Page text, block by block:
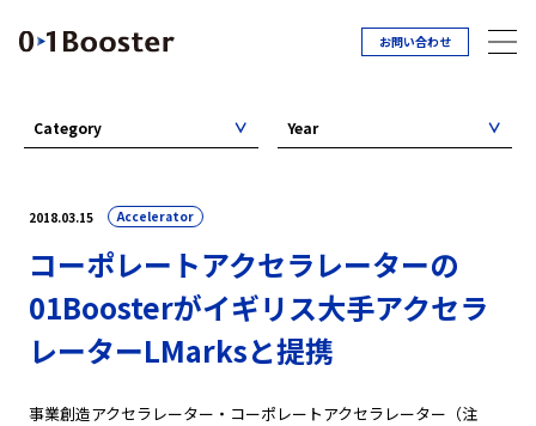
お問い合わせ
2018.03.15 Accelerator
コーポレートアクセラレーターの
01Boosterがイギリス大手アクセラ
レーターLMarksと提携
事業創造アクセラレーター・コーポレートアクセラレーター（注
Category Year